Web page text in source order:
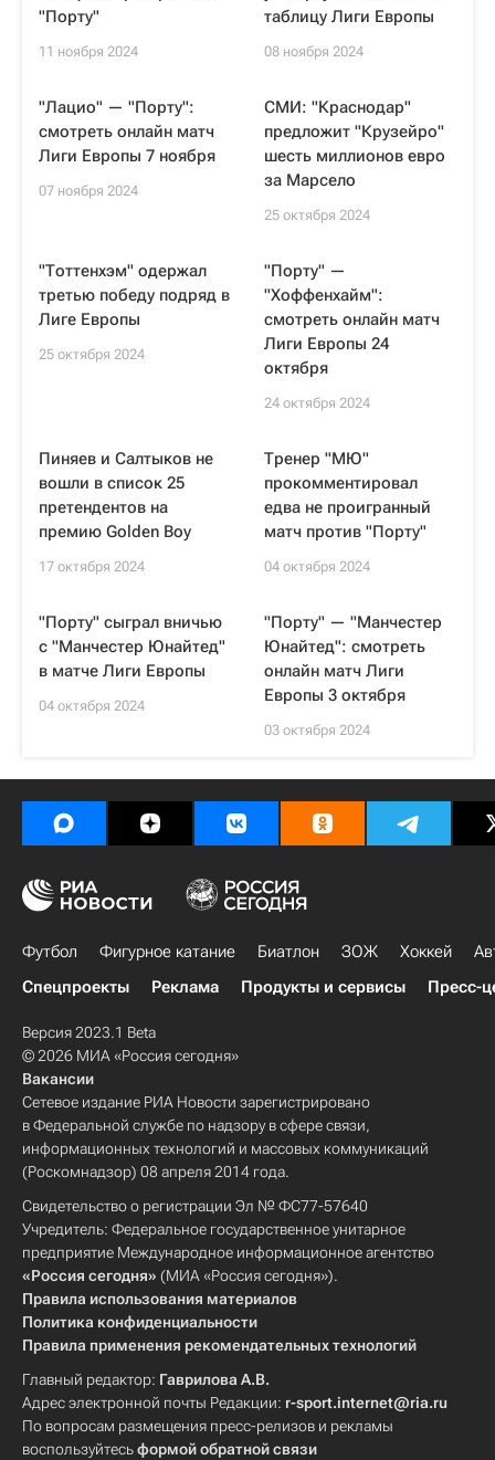
"Порту"
11 ноября 2024
таблицу Лиги Европы
08 ноября 2024
"Лацио" — "Порту":
смотреть онлайн матч
Лиги Европы 7 ноября
07 ноября 2024
СМИ: "Краснодар"
предложит "Крузейро"
шесть миллионов евро
за Марсело
25 октября 2024
"Тоттенхэм" одержал
третью победу подряд в
Лиге Европы
25 октября 2024
"Порту" —
"Хоффенхайм":
смотреть онлайн матч
Лиги Европы 24
октября
24 октября 2024
Пиняев и Салтыков не
вошли в список 25
претендентов на
премию Golden Boy
17 октября 2024
Тренер "МЮ"
прокомментировал
едва не проигранный
матч против "Порту"
04 октября 2024
"Порту" сыграл вничью
с "Манчестер Юнайтед"
в матче Лиги Европы
04 октября 2024
"Порту" — "Манчестер
Юнайтед": смотреть
онлайн матч Лиги
Европы 3 октября
03 октября 2024
Футбол Фигурное катание Биатлон ЗОЖ Хоккей
Спецпроекты
Реклама Продукты и сервисы Пресс-
Версия 2023.1 Beta
© 2026 МИА «Россия сегодня»
Вакансии
Сетевое издание РИА Новости зарегистрировано
в Федеральной службе по надзору в сфере связи,
информационных технологий и массовых коммуникаций
(Роскомнадзор) 08 апреля 2014 года.
Свидетельство о регистрации Эл № ФС77-57640
Учредитель: Федеральное государственное унитарное
предприятие Международное информационное агентство
«Россия сегодня» (МИА «Россия сегодня»).
Правила использования материалов
Политика конфиденциальности
Правила применения рекомендательных технологий
Главный редактор: Гаврилова А.В.
Адрес электронной почты Редакции: r-sport.internet@ria.ru
По вопросам размещения пресс-релизов и рекламы
воспользуйтесьформой обратной связи